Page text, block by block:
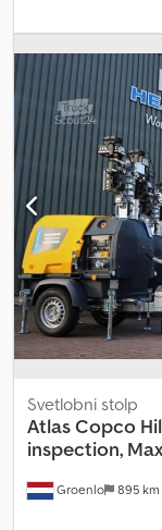
gradbeništvo
209 x 129 x 250 cm
se obrnite na
Groenlo 895 km
Svetlobni stolp
Atlas Copco
inspection,